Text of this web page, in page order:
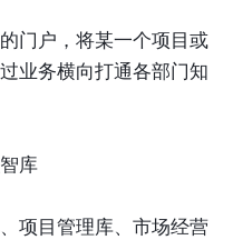
门户，将某一个项目或
业务横向打通各部门知
库
项目管理库、市场经营